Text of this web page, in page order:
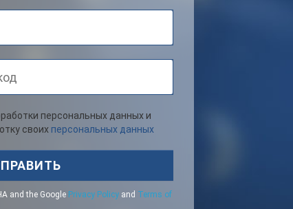
персональных данных и
своих персональных данных
and the Google Privacy Policy and Terms of